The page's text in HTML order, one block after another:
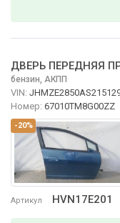
-20%
Артикул HVN17E201
ДВЕРЬ ПЕРЕДНЯЯ
бензин, АКПП
VIN:
Номер: 67010TM8G00ZZ